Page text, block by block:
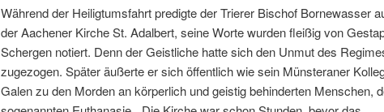
Während der Heiligtumsfahrt predigte der Trierer Bischof Bornewasser
der Aachener Kirche St. Adalbert, seine Worte wurden fleißig von
Schergen notiert. Denn der Geistliche hatte sich den Unmut des
zugezogen. Später äußerte er sich öffentlich wie sein Münsteraner
Galen zu den Morden an körperlich und geistig behinderten Menschen,